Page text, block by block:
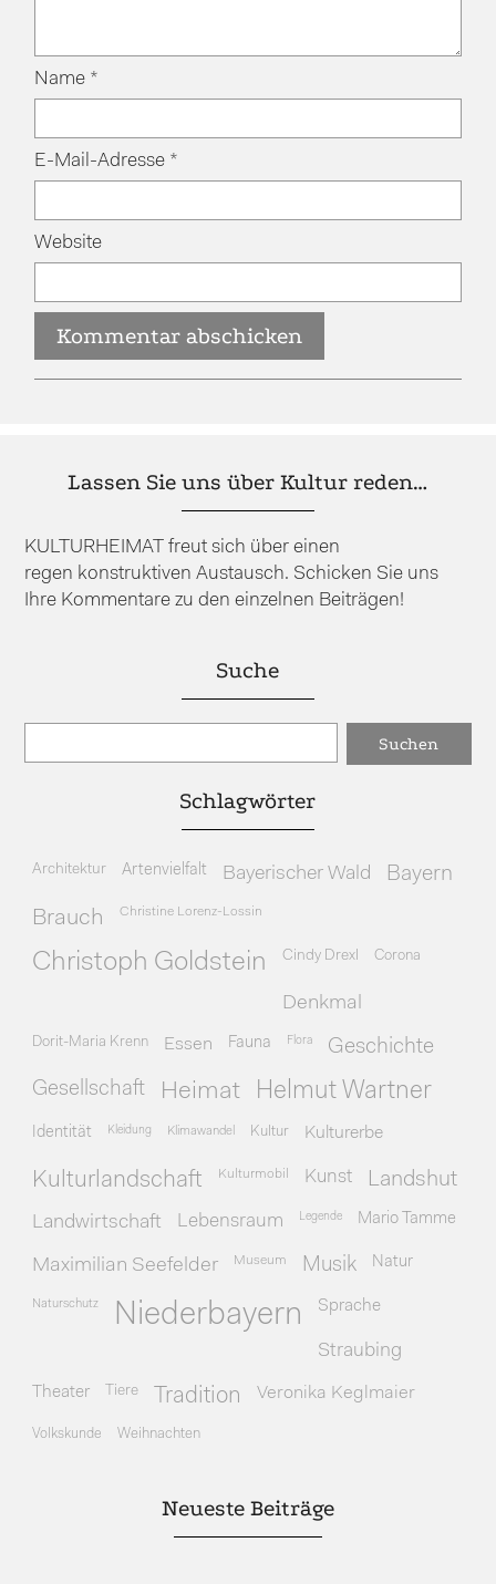
Name *
E-Mail-Adresse *
Website
Lassen Sie uns über Kultur reden…
KULTURHEIMAT freut sich über einen
regen konstruktiven Austausch. Schicken Sie uns
Ihre Kommentare zu den einzelnen Beiträgen!
Suche
Schlagwörter
Architektur Artenvielfalt Bayerischer Wald Bayern
Brauch Christine Lorenz-Lossin
Christoph Goldstein Cindy Drexl Corona
Denkmal
Dorit-Maria Krenn Essen Fauna Flora Geschichte
Gesellschaft Heimat Helmut Wartner
Identität Kleidung Klimawandel Kultur Kulturerbe
Kulturlandschaft Kulturmobil Kunst Landshut
Landwirtschaft Lebensraum Legende Mario Tamme
Maximilian Seefelder Museum Musik Natur
Naturschutz Niederbayern Sprache
Straubing
Theater Tiere Tradition Veronika Keglmaier
Volkskunde Weihnachten
Neueste Beiträge